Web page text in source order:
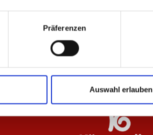
Präferenzen
Auswahl erlauben